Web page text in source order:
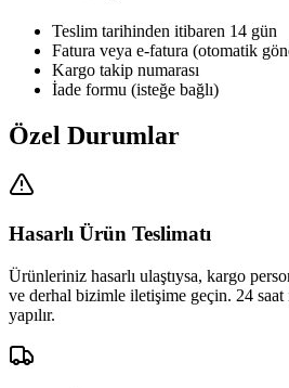
Teslim tarihinden itibaren 14 gün
Fatura veya e-fatura (otomatik
Kargo takip numarası
İade formu (isteğe bağlı)
Özel Durumlar
Hasarlı Ürün Teslimatı
Ürünleriniz hasarlı ulaştıysa, kargo
ve derhal bizimle iletişime geçin. 24
yapılır.